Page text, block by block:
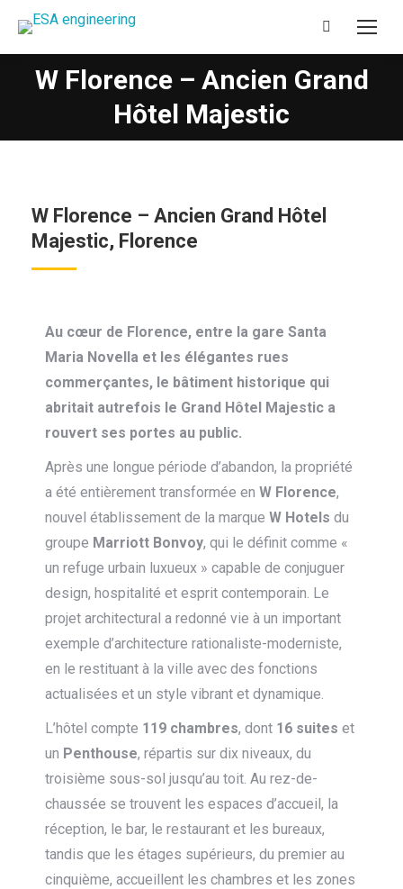
Search:
W Florence – Ancien Grand
Hôtel Majestic
W Florence – Ancien Grand Hôtel
Majestic, Florence
Au cœur de Florence, entre la gare Santa
Maria Novella et les élégantes rues
commerçantes, le bâtiment historique qui
abritait autrefois le Grand Hôtel Majestic a
rouvert ses portes au public.
Après une longue période d’abandon, la propriété
a été entièrement transformée en W Florence,
nouvel établissement de la marque W Hotels du
groupe Marriott Bonvoy, qui le définit comme «
un refuge urbain luxueux » capable de conjuguer
design, hospitalité et esprit contemporain. Le
projet architectural a redonné vie à un important
exemple d’architecture rationaliste-moderniste,
en le restituant à la ville avec des fonctions
actualisées et un style vibrant et dynamique.
L’hôtel compte 119 chambres, dont 16 suites et
un Penthouse, répartis sur dix niveaux, du
troisième sous-sol jusqu’au toit. Au rez-de-
chaussée se trouvent les espaces d’accueil, la
réception, le bar, le restaurant et les bureaux,
tandis que les étages supérieurs, du premier au
cinquième, accueillent les chambres et les zones